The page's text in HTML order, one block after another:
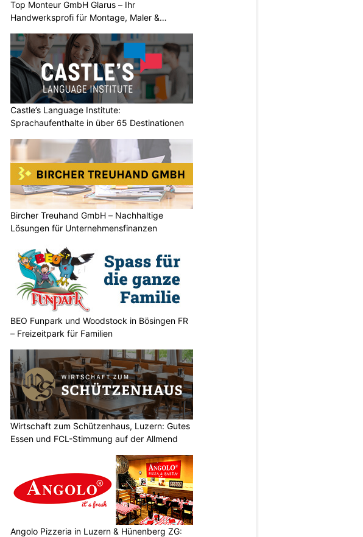
Top Monteur GmbH Glarus – Ihr
Handwerksprofi für Montage, Maler &
Castle’s Language Institute:
Sprachaufenthalte in über 65 Destinationen
Bircher Treuhand GmbH – Nachhaltige
Lösungen für Unternehmensfinanzen
BEO Funpark und Woodstock in Bösingen FR
– Freizeitpark für Familien
Wirtschaft zum Schützenhaus, Luzern: Gutes
Essen und FCL-Stimmung auf der Allmend
Angolo Pizzeria in Luzern & Hünenberg ZG: